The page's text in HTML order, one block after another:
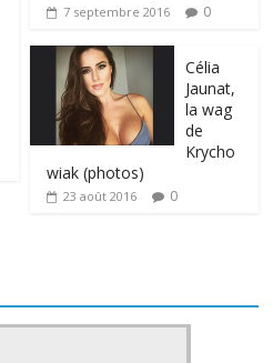
7 septembre 2016 0
Célia
Jaunat,
la wag
de
Krycho
wiak (photos)
23 août 2016 0